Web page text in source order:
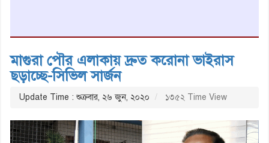
মাগুরা পৌর এলাকায় দ্রুত করোনা ভাইরাস
ছড়াচ্ছে-সিভিল সার্জন
Update Time : শুক্রবার, ২৬ জুন, ২০২০ ১৩৫২ Time View